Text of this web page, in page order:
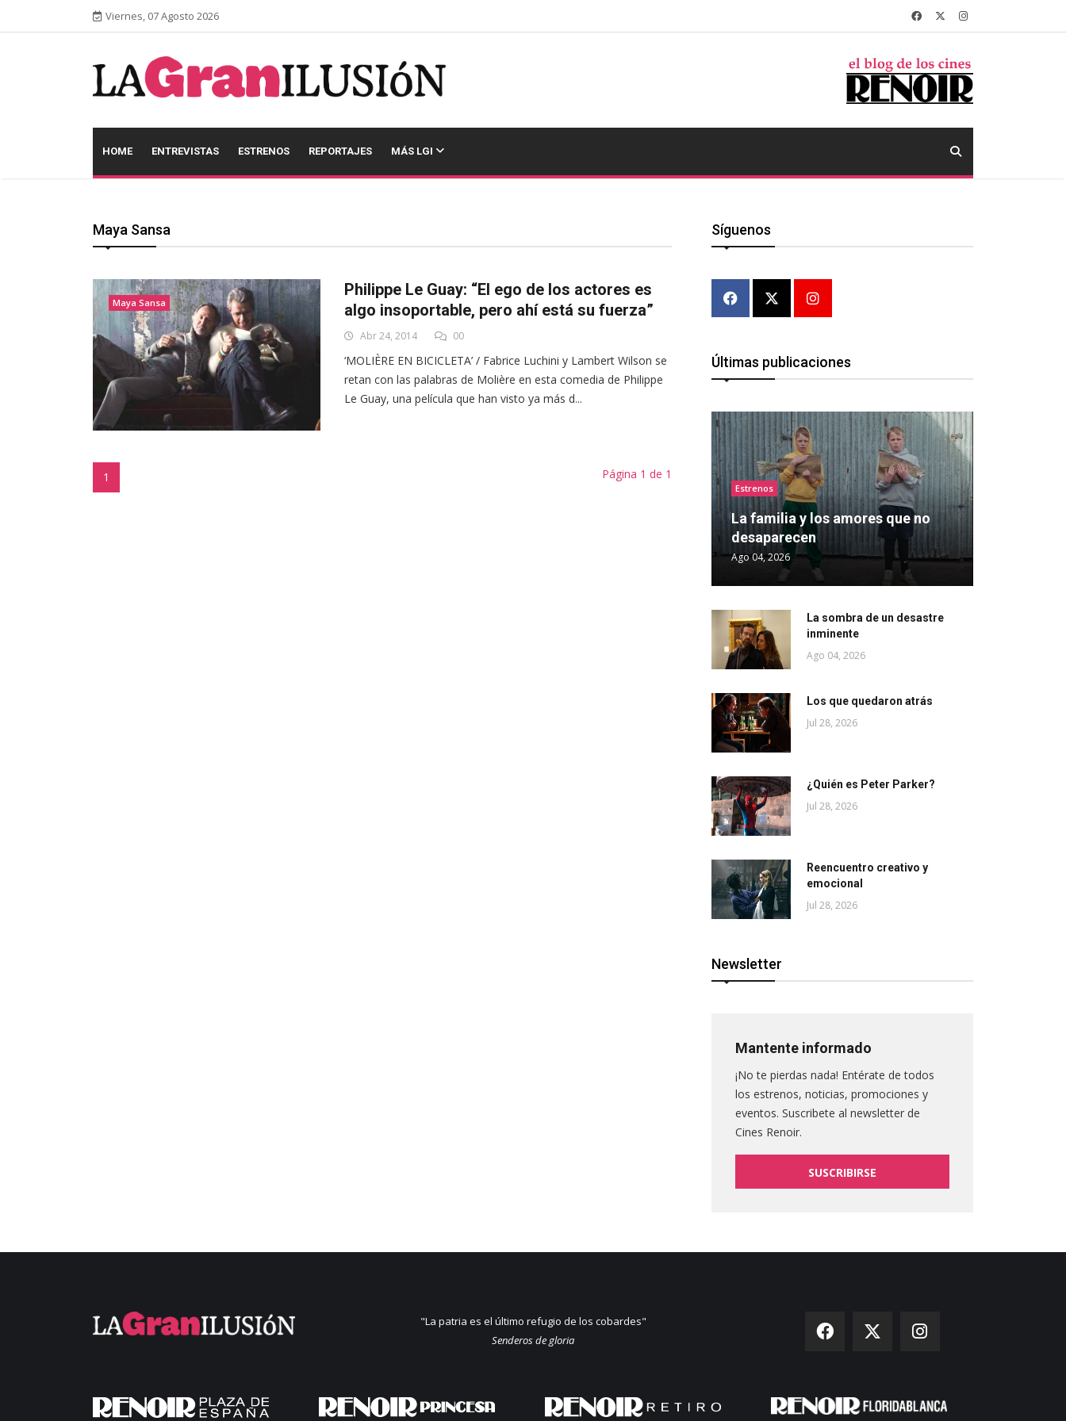
Viernes, 07 Agosto 2026
HOME ENTREVISTAS ESTRENOS REPORTAJES MÁS LGI
Maya Sansa
Maya Sansa
Philippe Le Guay: “El ego de los actores es
algo insoportable, pero ahí está su fuerza”
Abr 24, 2014 00
‘MOLIÈRE EN BICICLETA’ / Fabrice Luchini y Lambert Wilson se
retan con las palabras de Molière en esta comedia de Philippe
Le Guay, una película que han visto ya más d...
1 Página 1 de 1
Síguenos
Últimas publicaciones
Estrenos
La familia y los amores que no
desaparecen
Ago 04, 2026
La sombra de un desastre
inminente
Ago 04, 2026
Los que quedaron atrás
Jul 28, 2026
¿Quién es Peter Parker?
Jul 28, 2026
Reencuentro creativo y
emocional
Jul 28, 2026
Newsletter
Mantente informado
¡No te pierdas nada! Entérate de todos
los estrenos, noticias, promociones y
eventos. Suscribete al newsletter de
Cines Renoir.
SUSCRIBIRSE
"La patria es el último refugio de los cobardes"
Senderos de gloria